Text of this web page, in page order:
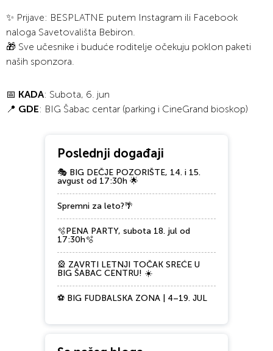
✨ Prijave: BESPLATNE putem Instagram ili Facebook
naloga Savetovališta Bebiron.
🎁 Sve učesnike i buduće roditelje očekuju poklon paketi
naših sponzora.
📅 KADA: Subota, 6. jun
📍 GDE: BIG Šabac centar (parking i CineGrand bioskop)
Poslednji događaji
🎭 BIG DEČJE POZORIŠTE, 14. i 15.
avgust od 17:30h 🌟
Spremni za leto?🌴
🫧PENA PARTY, subota 18. jul od
17:30h🫧
🎡 ZAVRTI LETNJI TOČAK SREĆE U
BIG ŠABAC CENTRU! ☀️
⚽ BIG FUDBALSKA ZONA | 4–19. JUL